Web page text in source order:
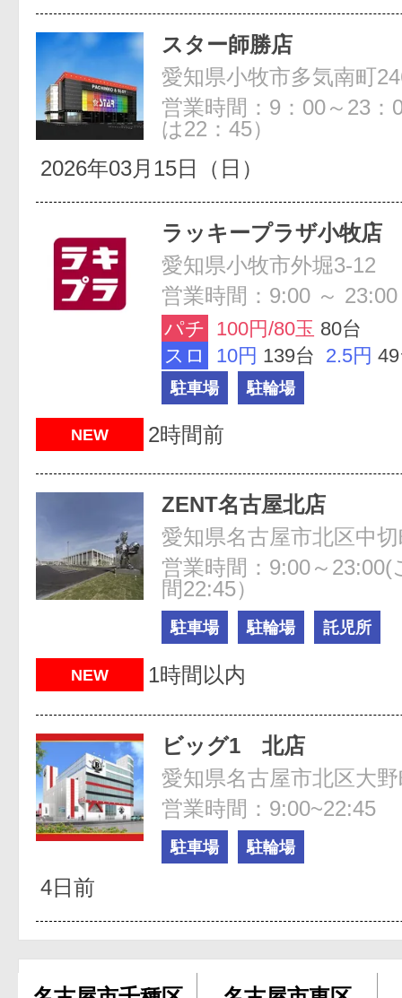
スター師勝店
愛知県小牧市多気南町
営業時間：9：00～23：
は22：45）
2026年03月15日（日）
ラッキープラザ小牧店
愛知県小牧市外堀3-12
営業時間：9:00 ～ 23:00
パチ 100円/80玉 80台
スロ
10円 139台 2.5円
駐車場 駐輪場
NEW 2時間前
ZENT名古屋北店
愛知県名古屋市北区中
営業時間：9:00～23:00(
間22:45）
駐車場 駐輪場 託児所
NEW 1時間以内
ビッグ1 北店
営業時間：9:00~22:45
駐車場 駐輪場
4日前